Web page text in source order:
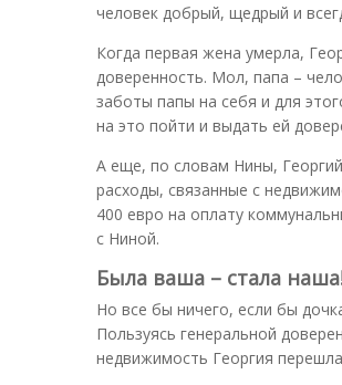
человек добрый, щедрый и
Когда первая жена умерла,
доверенность. Мол, папа –
заботы папы на себя и для
на это пойти и выдать ей
А еще, по словам Нины,
расходы, связанные с
400 евро на оплату
с Ниной.
Была ваша – стала
Но все бы ничего, если бы
Пользуясь генеральной
недвижимость Георгия